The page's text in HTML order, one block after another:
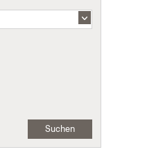
Suchen